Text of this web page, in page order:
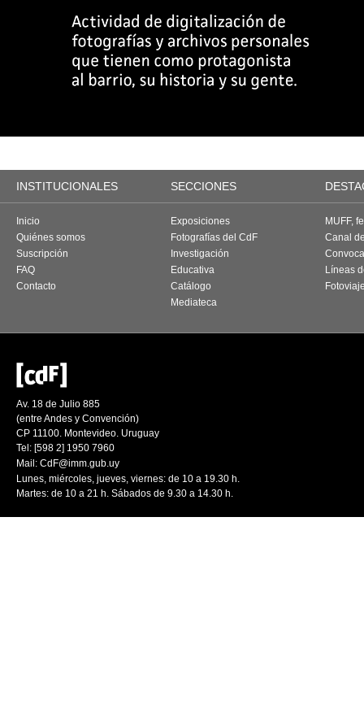
INSTITUCIONALES SECCIONES
Inicio
Quiénes somos
Suscripción
FAQ
Contacto
Exposiciones
Fotografías del CdF
Investigación
Educativa
Catálogo
Mediateca
MUFF,
Canal
Líneas
Av. 18 de Julio 885
(entre Andes y Convención)
CP 11100. Montevideo. Uruguay
Tel: [598 2] 1950 7960
Mail: CdF@imm.gub.uy
Lunes, miércoles, jueves, viernes: de 10 a 19.30 h.
Martes: de 10 a 21 h. Sábados de 9.30 a 14.30 h.